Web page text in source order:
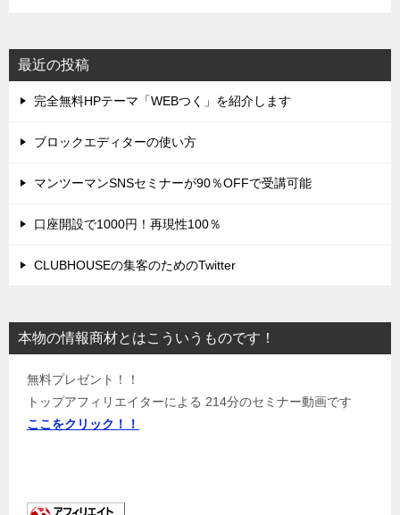
最近の投稿
完全無料HPテーマ「WEBつく」を紹介します
ブロックエディターの使い方
マンツーマンSNSセミナーが90％OFFで受講可能
口座開設で1000円！再現性100％
CLUBHOUSEの集客のためのTwitter
本物の情報商材とはこういうものです！
無料プレゼント！！
トップアフィリエイターによる 214分のセミナー動画です
ここをクリック！！